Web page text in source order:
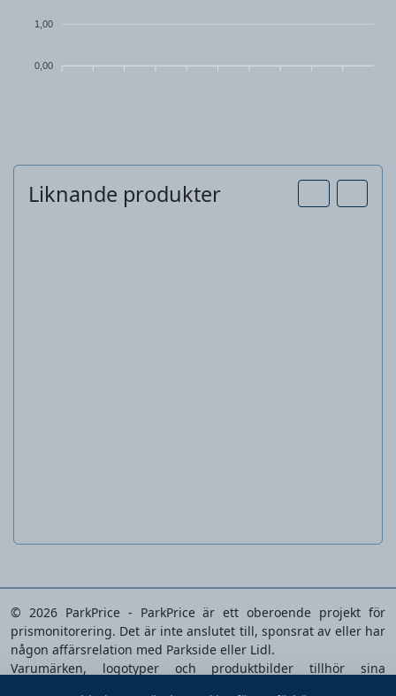
1,00
0,00
Liknande produkter
© 2026 ParkPrice - ParkPrice är ett oberoende projekt för
prismonitorering. Det är inte anslutet till, sponsrat av eller har
någon affärsrelation med Parkside eller Lidl.
Varumärken, logotyper och produktbilder tillhör sina